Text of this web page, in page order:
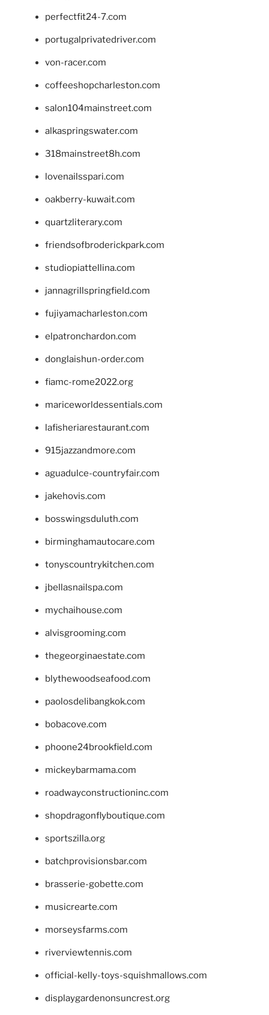
perfectfit24-7.com
portugalprivatedriver.com
von-racer.com
coffeeshopcharleston.com
salon104mainstreet.com
alkaspringswater.com
318mainstreet8h.com
lovenailsspari.com
oakberry-kuwait.com
quartzliterary.com
friendsofbroderickpark.com
studiopiattellina.com
jannagrillspringfield.com
fujiyamacharleston.com
elpatronchardon.com
donglaishun-order.com
fiamc-rome2022.org
mariceworldessentials.com
lafisheriarestaurant.com
915jazzandmore.com
aguadulce-countryfair.com
jakehovis.com
bosswingsduluth.com
birminghamautocare.com
tonyscountrykitchen.com
jbellasnailspa.com
mychaihouse.com
alvisgrooming.com
thegeorginaestate.com
blythewoodseafood.com
paolosdelibangkok.com
bobacove.com
phoone24brookfield.com
mickeybarmama.com
roadwayconstructioninc.com
shopdragonflyboutique.com
sportszilla.org
batchprovisionsbar.com
brasserie-gobette.com
musicrearte.com
morseysfarms.com
riverviewtennis.com
official-kelly-toys-squishmallows.com
displaygardenonsuncrest.org